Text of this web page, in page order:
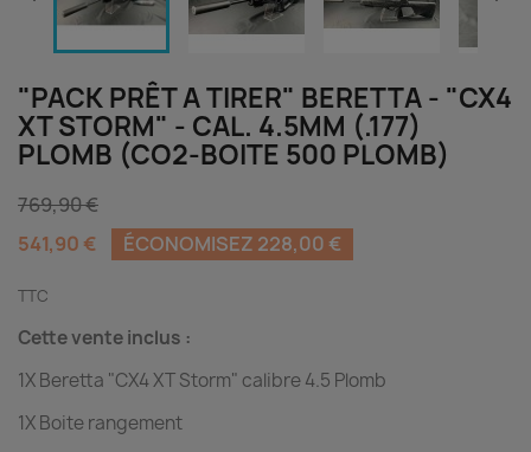
"PACK PRÊT A TIRER" BERETTA - "CX4
XT STORM" - CAL. 4.5MM (.177)
PLOMB (CO2-BOITE 500 PLOMB)
769,90 €
541,90 €
ÉCONOMISEZ 228,00 €
TTC
Cette vente inclus :
1X Beretta "CX4 XT Storm" calibre 4.5 Plomb
1X Boite rangement